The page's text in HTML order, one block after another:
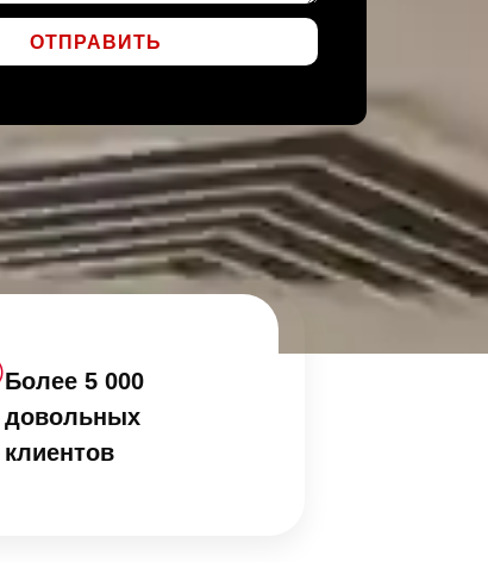
ОТПРАВИТЬ
Более 5 000
довольных
клиентов